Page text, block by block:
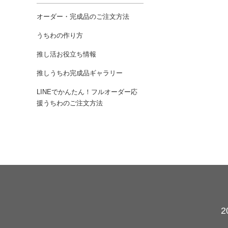
オーダー・完成品のご注文方法
うちわの作り方
推し活お役立ち情報
推しうちわ完成品ギャラリー
LINEでかんたん！フルオーダー応
援うちわのご注文方法